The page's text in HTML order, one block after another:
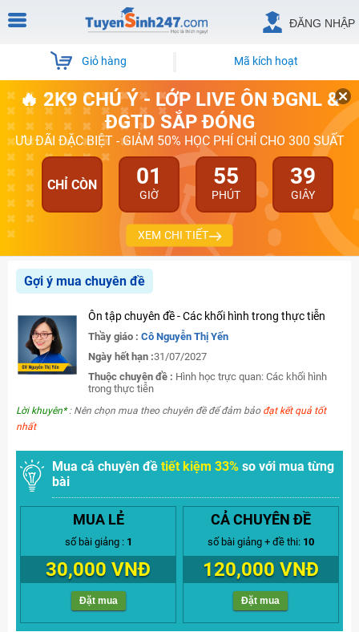
ĐĂNG NHẬP
Giỏ hàng Mã kích hoạt
🔥 2K9 CHÚ Ý - LỚP LIVE ÔN ĐGNL &
ĐGTD SẮP ĐÓNG
ƯU ĐÃI ĐẶC BIỆT - GIẢM 50% HỌC PHÍ CHỈ CHO 300 SUẤT
CHỈ CÒN 01
GIỜ
55
PHÚT
39
GIÂY
XEM CHI TIẾT
Gợi ý mua chuyên đề
Ôn tập chuyên đề - Các khối hình trong thực tiễn
Thầy giáo : Cô Nguyễn Thị Yến
Ngày hết hạn :31/07/2027
Thuộc chuyên đề : Hình học trực quan: Các khối hình
trong thực tiễn
Lời khuyên*: Nên chọn mua theo chuyên đề để đảm bảo đạt kết quả tốt
nhất
Mua cả chuyên đề tiết kiệm 33% so với mua từng
bài
MUA LẺ
số bài giảng : 1
30,000 VNĐ
Đặt mua
CẢ CHUYÊN ĐỀ
số bài giảng + đề thi: 10
120,000 VNĐ
Đặt mua